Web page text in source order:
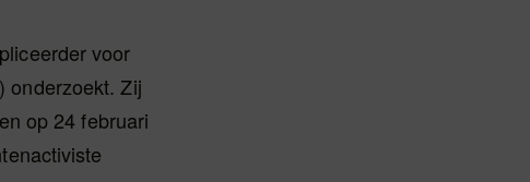
voor
onderzoekt. Zij
op 24 februari